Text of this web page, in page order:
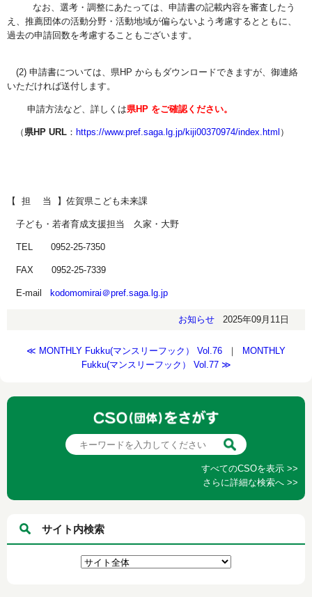
なお、選考・調整にあたっては、申請書の記載内容を審査したう
え、推薦団体の活動分野・活動地域が偏らないよう考慮するとともに、
過去の申請回数を考慮することもございます。
(2) 申請書については、県HP からもダウンロードできますが、御連絡
いただければ送付します。
申請方法など、詳しくは県HP をご確認ください。
（県HP URL ： https://www.pref.saga.lg.jp/kiji00370974/index.html ）
【 担 当 】佐賀県こども未来課
子ども・若者育成支援担当 久家・大野
TEL 0952-25-7350
FAX 0952-25-7339
E-mail kodomomirai＠pref.saga.lg.jp
お知らせ 2025年09月11日
≪ MONTHLY Fukku(マンスリーフック） Vol.76 ｜
MONTHLY
Fukku(マンスリーフック） Vol.77 ≫
すべてのCSOを表示 >>
さらに詳細な検索へ >>
サイト内検索